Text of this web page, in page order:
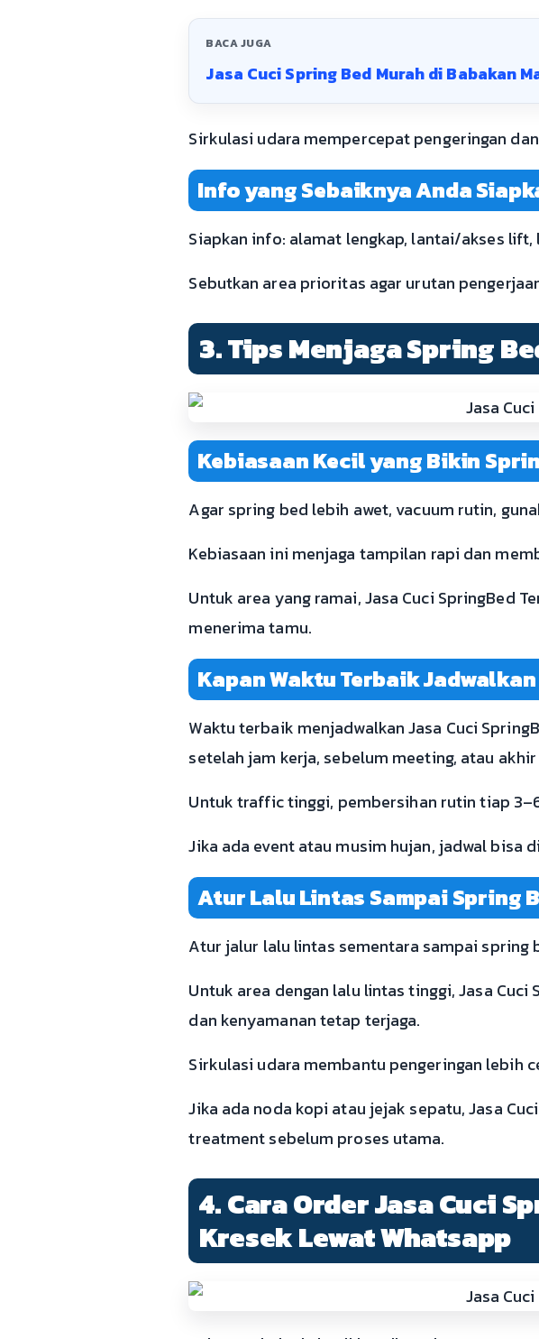
BACA JUGA
Jasa Cuci Spring Bed Murah di Babakan
Sirkulasi udara mempercepat pengeringan
Info yang Sebaiknya Anda
Siapkan info: alamat lengkap, lantai/akses lift,
Sebutkan area prioritas agar urutan
3. Tips Menjaga Spring
Kebiasaan Kecil yang Bikin
Agar spring bed lebih awet, vacuum rutin,
Kebiasaan ini menjaga tampilan rapi dan
Untuk area yang ramai, Jasa Cuci SpringBed
menerima tamu.
Kapan Waktu Terbaik
Waktu terbaik menjadwalkan Jasa Cuci
setelah jam kerja, sebelum meeting, atau
Untuk traffic tinggi, pembersihan rutin tiap
Jika ada event atau musim hujan, jadwal bisa
Atur Lalu Lintas Sampai Spring
Atur jalur lalu lintas sementara sampai
Untuk area dengan lalu lintas tinggi, Jasa
dan kenyamanan tetap terjaga.
Sirkulasi udara membantu pengeringan lebih
Jika ada noda kopi atau jejak sepatu, Jasa
treatment sebelum proses utama.
4. Cara Order Jasa Cuci
Kresek Lewat Whatsapp